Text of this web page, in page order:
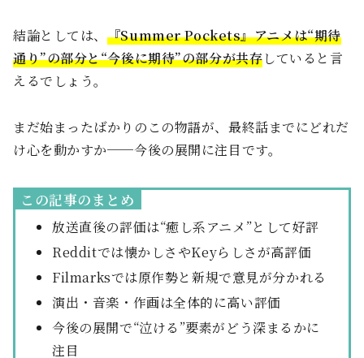
結論としては、 『Summer Pockets』アニメは“期待
通り”の部分と“今後に期待”の部分が共存していると言
えるでしょう。
まだ始まったばかりのこの物語が、最終話までにどれだ
け心を動かすか──今後の展開に注目です。
この記事のまとめ
放送直後の評価は“癒し系アニメ”として好評
Redditでは懐かしさやKeyらしさが高評価
Filmarksでは原作勢と新規で意見が分かれる
演出・音楽・作画は全体的に高い評価
今後の展開で“泣ける”要素がどう深まるかに
注目